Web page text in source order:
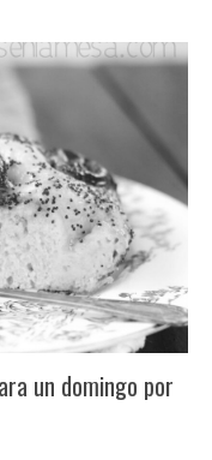
un domingo por